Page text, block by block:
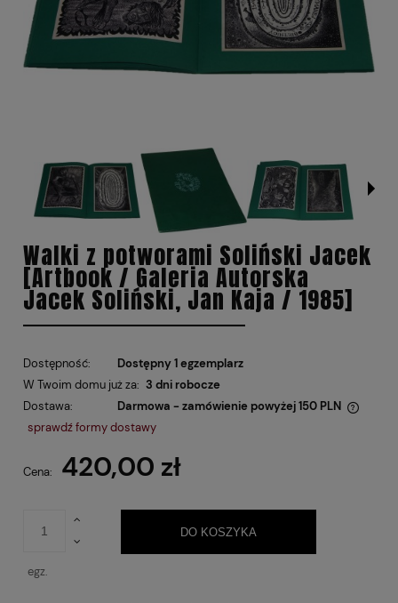
Walki z potworami Soliński Jacek
[Artbook / Galeria Autorska
Jacek Soliński, Jan Kaja / 1985]
Dostępność:
Dostępny 1 egzemplarz
W Twoim domu już za: 3 dni robocze
Dostawa:
Darmowa - zamówienie powyżej 150 PLN
Cena nie zawiera ewentualnych kosztów płatności
sprawdź formy dostawy
Cena: 420,00 zł
egz.
DO KOSZYKA